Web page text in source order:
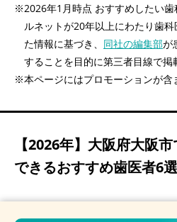
DIGITAL-L歯科矯正歯
PR
えがみ歯科医院（天満
駅 徒歩3分）
トロ)駅 徒歩1分）
うえのファミリー歯科
※2026年1月時点 おすすめしたい歯
ルネットが20年以上にわたり歯
た情報に基づき、 同社の編集部が
することを目的に第三者目線で掲
※本ページにはプロモーションが含
【2026年】 大阪府大阪
できるおすすめ歯医者6選